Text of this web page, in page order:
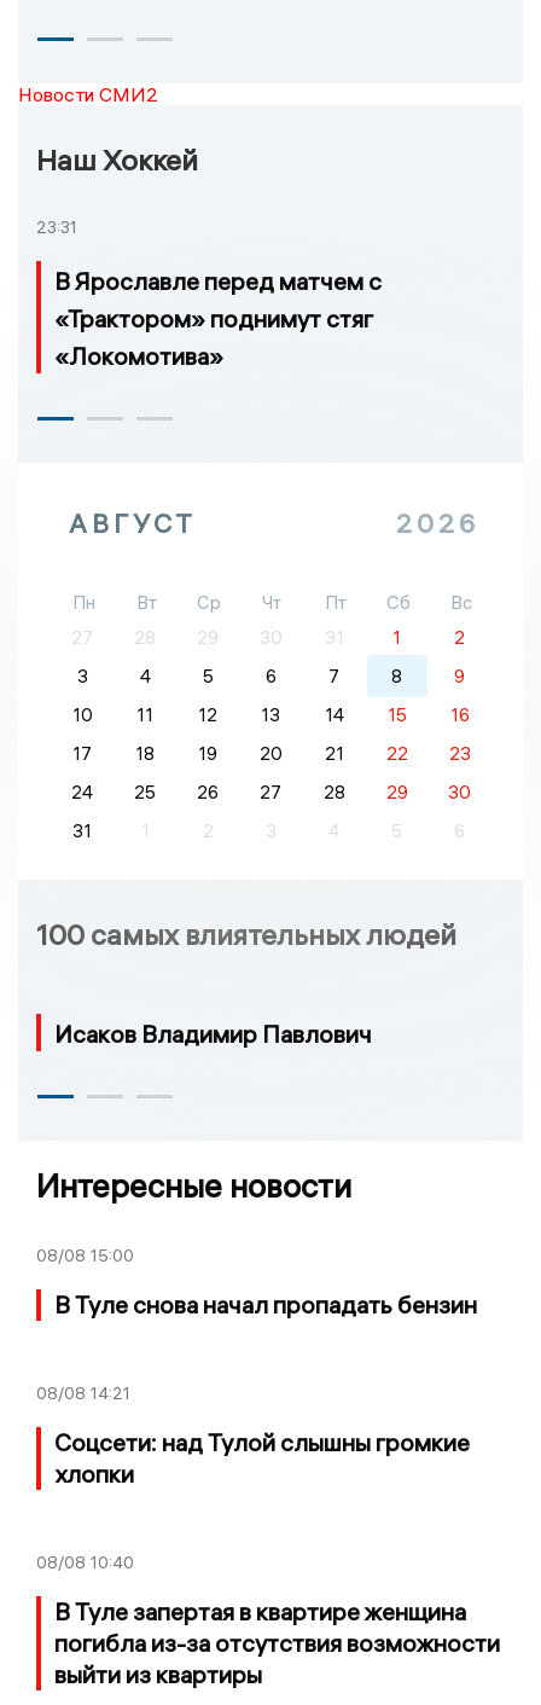
Новости СМИ2
Наш Хоккей
23:31
В Ярославле перед матчем с
«Трактором» поднимут стяг
«Локомотива»
АВГУСТ 2026
Пн Вт Ср Чт Пт Сб
Вс
27
28 29 30 31 1
2
3
4 5 6 7 8
9
10
11 12 13 14 15
16
17
18 19 20 21 22
23
24
25 26 27 28 29
30
31
1 2 3 4 5 6
100 самых влиятельных людей
Исаков Владимир Павлович
Интересные новости
08/08 15:00
В Туле снова начал пропадать бензин
08/08 14:21
Соцсети: над Тулой слышны громкие
хлопки
08/08 10:40
В Туле запертая в квартире женщина
погибла из-за отсутствия возможности
выйти из квартиры